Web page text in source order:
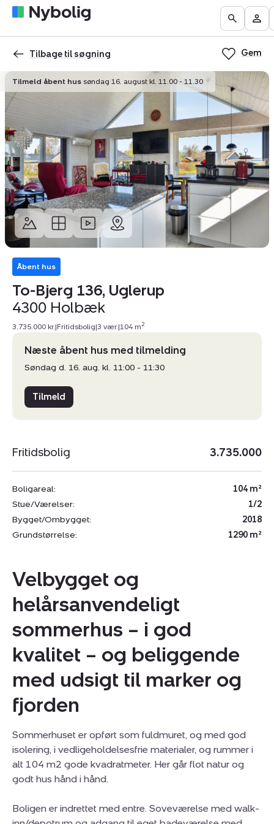
Boliger
til
salg
Find
mægler
Få
vurderet
din
bolig
Go
to
the
Search
page
Mit
Tilbage til søgning Gem
Tilmeld åbent hus søndag 16. august kl. 11.00 - 11.30
Åbent hus
To-Bjerg 136, Uglerup
4300 Holbæk
3.735.000 kr.|Fritidsbolig|3 vær.|104 m2
Næste åbent hus med tilmelding
Søndag d. 16. aug. kl. 11:00 - 11:30
Tilmeld
Fritidsbolig 3.735.000
Boligareal:
104 m²
Stue/Værelser:
1/2
Bygget/Ombygget:
2018
Grundstørrelse:
1290 m²
Velbygget og
helårsanvendeligt
sommerhus – i god
kvalitet – og beliggende
med udsigt til marker og
fjorden
Sommerhuset er opført som fuldmuret, og med god
isolering, i vedligeholdelsesfrie materialer, og rummer i
alt 104 m2 gode kvadratmeter. Her går flot natur og
godt hus hånd i hånd.
Boligen er indrettet med entre. Soveværelse med walk-